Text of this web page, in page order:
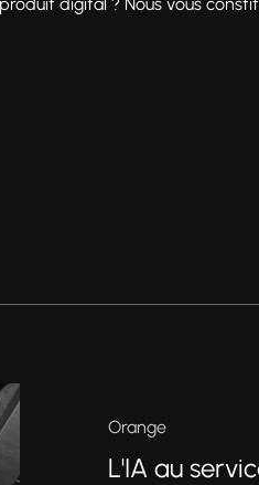
Orange
L'IA au